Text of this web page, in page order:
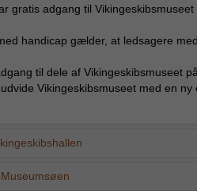
gratis adgang til Vikingeskibsmuseet
handicap gælder, at ledsagere
til dele af Vikingeskibsmuseet
Vikingeskibsmuseet med en